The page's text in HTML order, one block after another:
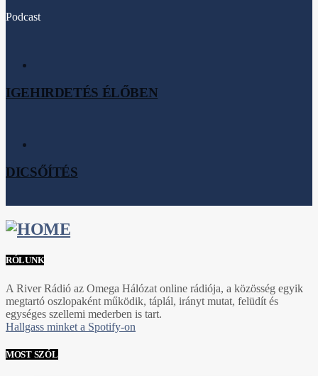
Podcast
IGEHIRDETÉS ÉLŐBEN
DICSŐÍTÉS
RÓLUNK
A River Rádió az Omega Hálózat online rádiója, a közösség egyik
megtartó oszlopaként működik, táplál, irányt mutat, felüdít és
egységes szellemi mederben is tart.
Hallgass minket a Spotify-on
MOST SZÓL